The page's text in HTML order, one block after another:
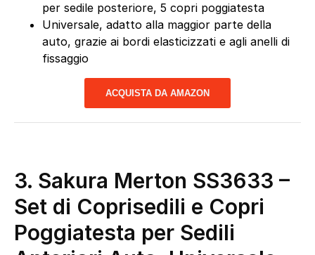
per sedile posteriore, 5 copri poggiatesta
Universale, adatto alla maggior parte della
auto, grazie ai bordi elasticizzati e agli anelli di
fissaggio
ACQUISTA DA AMAZON
3. Sakura Merton SS3633 –
Set di Coprisedili e Copri
Poggiatesta per Sedili